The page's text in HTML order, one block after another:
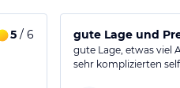
Küchenausstattung
5 / 6
gute Lage, etwas viel
sehr komplizierten